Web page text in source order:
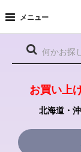
メニュー
お買い上
北海道・